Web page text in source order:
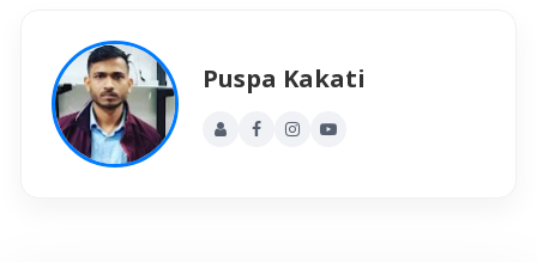
Puspa Kakati